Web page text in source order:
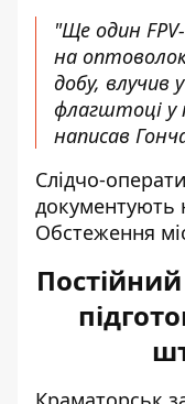
"Ще один
на
добу, влучив
флагштоці у
написав
Слідчо-
документують
Обстеження